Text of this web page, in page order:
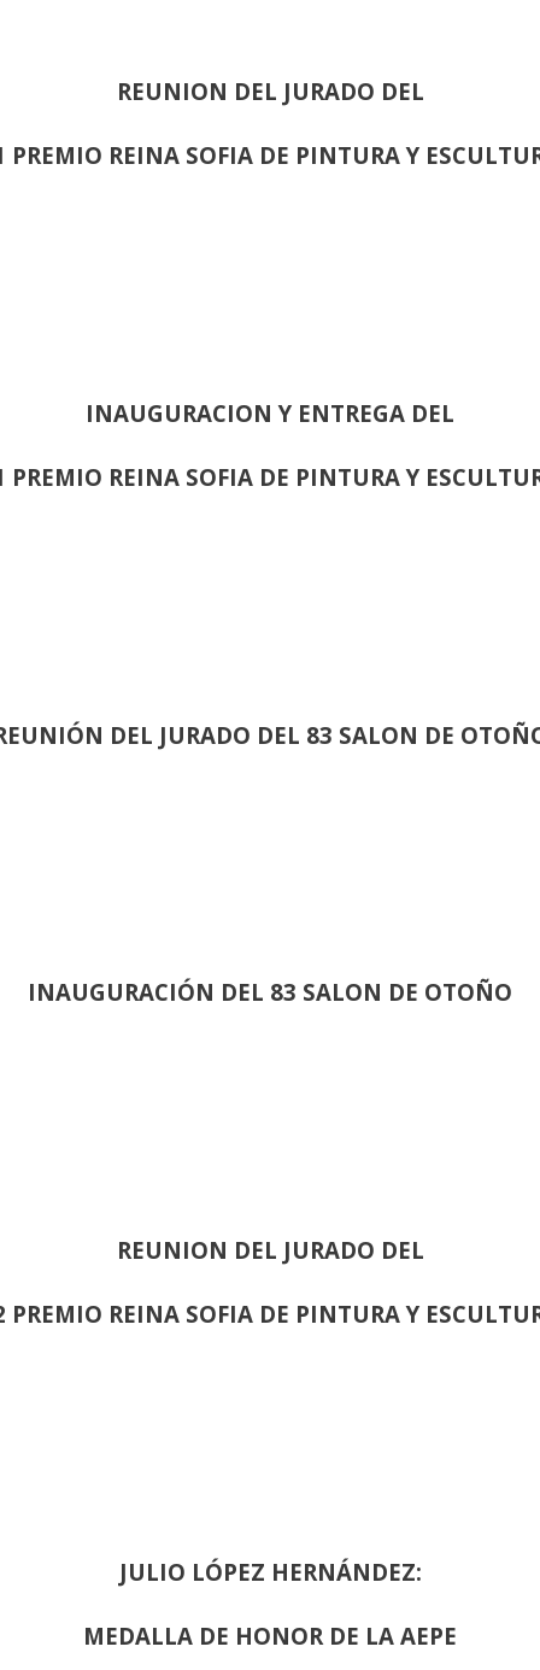
REUNION DEL JURADO DEL
PREMIO REINA SOFIA DE PINTURA Y
INAUGURACION Y ENTREGA DEL
PREMIO REINA SOFIA DE PINTURA Y
DEL JURADO DEL 83 SALON DE
INAUGURACIÓN DEL 83 SALON DE OTOÑO
REUNION DEL JURADO DEL
PREMIO REINA SOFIA DE PINTURA Y
JULIO LÓPEZ HERNÁNDEZ:
MEDALLA DE HONOR DE LA AEPE